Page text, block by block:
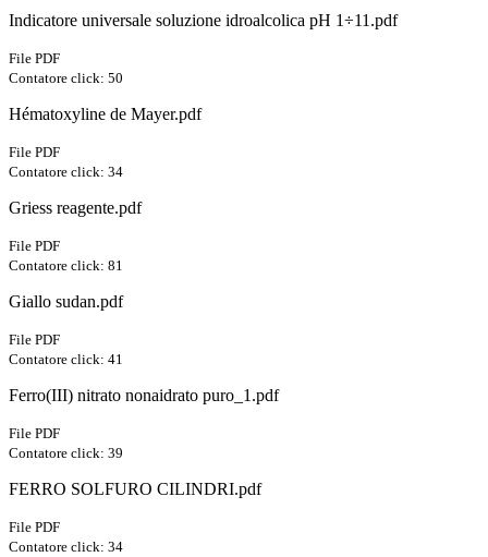
Indicatore universale soluzione idroalcolica pH 1÷11.pdf
File PDF
Contatore click: 50
Hématoxyline de Mayer.pdf
File PDF
Contatore click: 34
Griess reagente.pdf
File PDF
Contatore click: 81
Giallo sudan.pdf
File PDF
Contatore click: 41
Ferro(III) nitrato nonaidrato puro_1.pdf
File PDF
Contatore click: 39
FERRO SOLFURO CILINDRI.pdf
File PDF
Contatore click: 34